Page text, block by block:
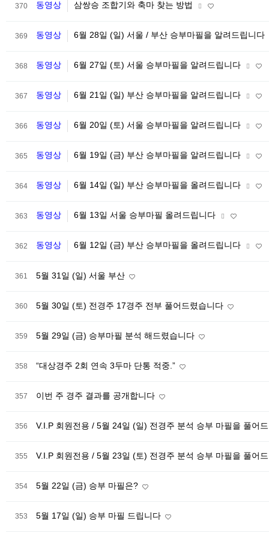
370 동영상 삼쌍승 조합기와 축마 찾는 방법
369 동영상 6월 28일 (일) 서울 / 부산 승부마필을 알려드립니다
368 동영상 6월 27일 (토) 서울 승부마필을 알려드립니다
367 동영상 6월 21일 (일) 부산 승부마필을 알려드립니다
366 동영상 6월 20일 (토) 서울 승부마필을 알려드립니다
365 동영상 6월 19일 (금) 부산 승부마필을 알려드립니다
364 동영상 6월 14일 (일) 부산 승부마필을 올려드립니다
363 동영상 6월 13일 서울 승부마필 올려드립니다
362 동영상 6월 12일 (금) 부산 승부마필을 올려드립니다
361 5월 31일 (일) 서울 부산
360 5월 30일 (토) 전경주 17경주 전부 풀어드렸습니다
359 5월 29일 (금) 승부마필 분석 해드렸습니다
358 “대상경주 2회 연속 3두마 단통 적중.”
357 이번 주 경주 결과를 공개합니다
356 V.I.P 회원전용 / 5월 24일 (일) 전경주 분석 승부 마필을 풀어
355 V.I.P 회원전용 / 5월 23일 (토) 전경주 분석 승부 마필을 풀어
354 5월 22일 (금) 승부 마필은?
353 5월 17일 (일) 승부 마필 드립니다